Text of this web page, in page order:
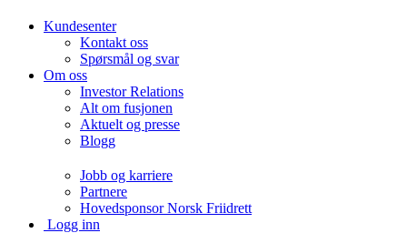
Kundesenter
Kontakt oss
Spørsmål og svar
Om oss
Investor Relations
Alt om fusjonen
Aktuelt og presse
Blogg
Jobb og karriere
Partnere
Hovedsponsor Norsk Friidrett
Logg inn